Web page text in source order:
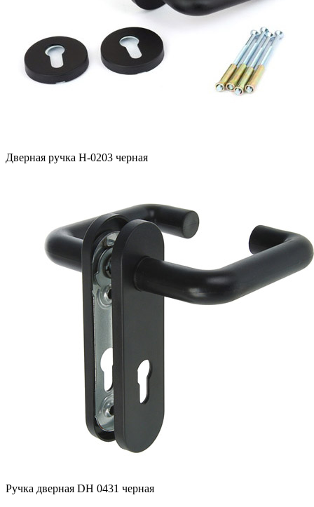
Дверная ручка H-0203 черная
Ручка дверная DH 0431 черная